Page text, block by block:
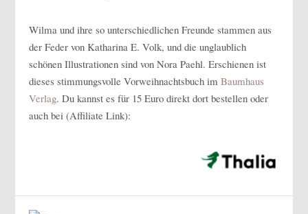
Wilma und ihre so unterschiedlichen Freunde stammen aus
der Feder von Katharina E. Volk, und die unglaublich
schönen Illustrationen sind von Nora Paehl. Erschienen ist
dieses stimmungsvolle Vorweihnachtsbuch imBaumhaus
Verlag. Du kannst es für 15 Euro direkt dort bestellen oder
auch bei (Affiliate Link):